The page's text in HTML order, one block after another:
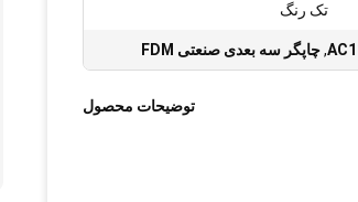
تک رنگ
,چاپگر سه بعدی صنعتی FDM
توضیحات محصول